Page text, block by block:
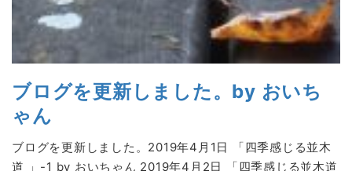
ブログを更新しました。by おいち
ゃん
ブログを更新しました。2019年4月1日 「四季感じる並木
道 」-1 by おいちゃん 2019年4月2日 「四季感じる並木道